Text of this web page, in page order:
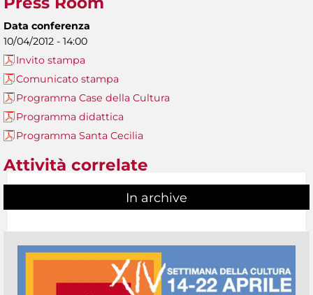
Data conferenza
10/04/2012 - 14:00
Invito stampa
Comunicato stampa
Programma Case della Cultura
Programma didattica
Programma Santa Cecilia
Attività correlate
In archive